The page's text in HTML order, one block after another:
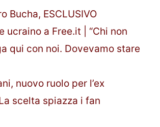
Bucha, ESCLUSIVO
ucraino a Free.it | “Chi non
qui con noi. Dovevamo stare
nuovo ruolo per l’ex
scelta spiazza i fan